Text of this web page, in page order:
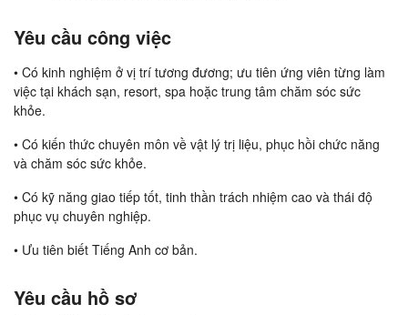
Yêu cầu công việc
• Có kinh nghiệm ở vị trí tương đương; ưu tiên ứng viên từng làm
việc tại khách sạn, resort, spa hoặc trung tâm chăm sóc sức
khỏe.
• Có kiến thức chuyên môn về vật lý trị liệu, phục hồi chức năng
và chăm sóc sức khỏe.
• Có kỹ năng giao tiếp tốt, tinh thần trách nhiệm cao và thái độ
phục vụ chuyên nghiệp.
• Ưu tiên biết Tiếng Anh cơ bản.
Yêu cầu hồ sơ